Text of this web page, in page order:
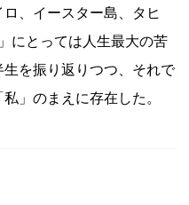
、イースター島、タヒ
にとっては人生最大の苦
を振り返りつつ、それで
」のまえに存在した。